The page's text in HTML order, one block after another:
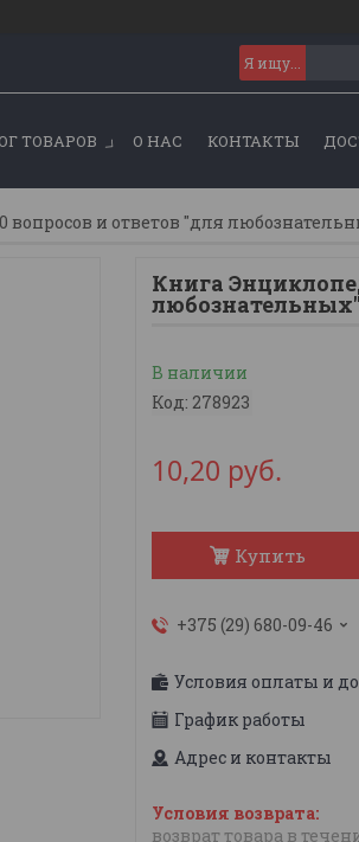
ТОВАРОВ О НАС КОНТАКТЫ
вопросов и ответов "для
Книга
В наличии
Код: 278923
10,20 руб.
Купить
+375 (29) 680-09-46
Условия оплаты и
График работы
Адрес и контакты
возврат товара в